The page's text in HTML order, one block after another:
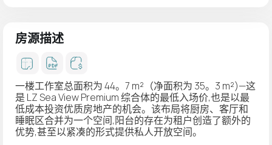
房源描述
一楼工作室总面积为 44。7 m²（净面积为 35。3 m²)—这
是 LZ Sea View Premium 综合体的最低入场价,也是以最
低成本投资优质房地产的机会。该布局将厨房、客厅和
睡眠区合并为一个空间,阳台的存在为租户创造了额外的
优势,甚至以紧凑的形式提供私人开放空间。